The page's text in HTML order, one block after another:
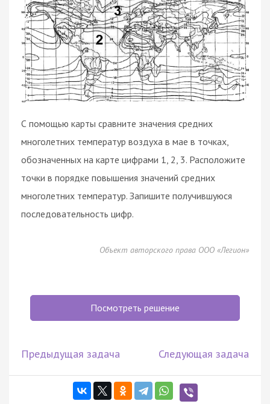
С помощью карты сравните значения средних
многолетних температур воздуха в мае в точках,
обозначенных на карте цифрами 1, 2, 3. Расположите
точки в порядке повышения значений средних
многолетних температур. Запишите получившуюся
последовательность цифр.
Объект авторского права ООО «Легион»
Посмотреть решение
Предыдущая задача Следующая задача